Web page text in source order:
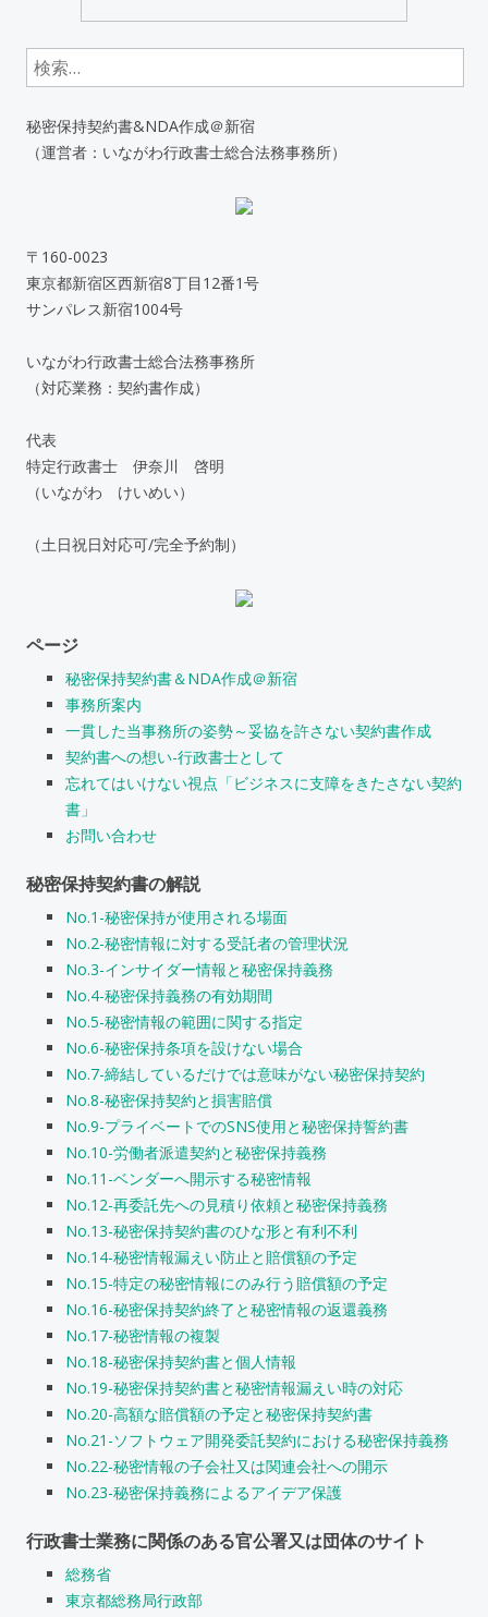
検索:
秘密保持契約書&NDA作成＠新宿
（運営者：いながわ行政書士総合法務事務所）
〒160-0023
東京都新宿区西新宿8丁目12番1号
サンパレス新宿1004号
いながわ行政書士総合法務事務所
（対応業務：契約書作成）
代表
特定行政書士 伊奈川 啓明
（いながわ けいめい）
（土日祝日対応可/完全予約制）
ページ
秘密保持契約書＆NDA作成＠新宿
事務所案内
一貫した当事務所の姿勢～妥協を許さない契約書作成
契約書への想い-行政書士として
忘れてはいけない視点「ビジネスに支障をきたさない契約
書」
お問い合わせ
秘密保持契約書の解説
No.1-秘密保持が使用される場面
No.2-秘密情報に対する受託者の管理状況
No.3-インサイダー情報と秘密保持義務
No.4-秘密保持義務の有効期間
No.5-秘密情報の範囲に関する指定
No.6-秘密保持条項を設けない場合
No.7-締結しているだけでは意味がない秘密保持契約
No.8-秘密保持契約と損害賠償
No.9-プライベートでのSNS使用と秘密保持誓約書
No.10-労働者派遣契約と秘密保持義務
No.11-ベンダーへ開示する秘密情報
No.12-再委託先への見積り依頼と秘密保持義務
No.13-秘密保持契約書のひな形と有利不利
No.14-秘密情報漏えい防止と賠償額の予定
No.15-特定の秘密情報にのみ行う賠償額の予定
No.16-秘密保持契約終了と秘密情報の返還義務
No.17-秘密情報の複製
No.18-秘密保持契約書と個人情報
No.19-秘密保持契約書と秘密情報漏えい時の対応
No.20-高額な賠償額の予定と秘密保持契約書
No.21-ソフトウェア開発委託契約における秘密保持義務
No.22-秘密情報の子会社又は関連会社への開示
No.23-秘密保持義務によるアイデア保護
行政書士業務に関係のある官公署又は団体のサイト
総務省
東京都総務局行政部